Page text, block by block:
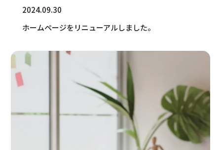
2024.09.30
ホームページをリニューアルしました。